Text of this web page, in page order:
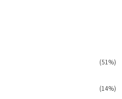
(51%)
(14%)